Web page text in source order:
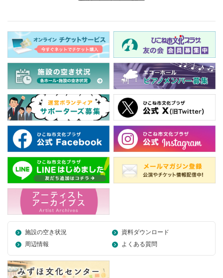
施設の空き状況
資料ダウンロード
周辺情報
よくある質問